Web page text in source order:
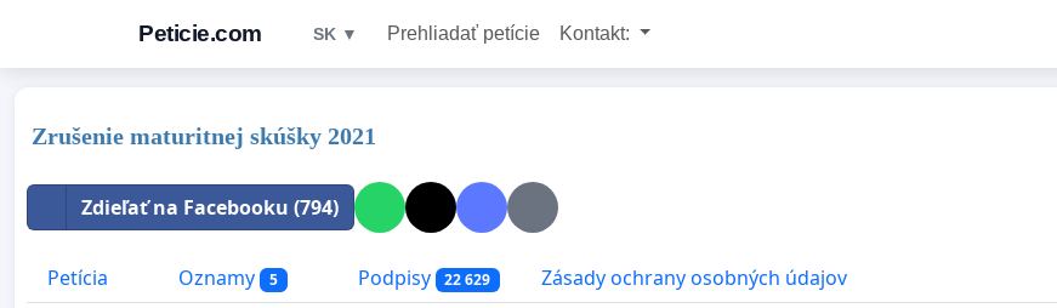
Peticie.com SK ▼ Prehliadať petície Kontakt:
Zrušenie maturitnej skúšky 2021
Zdieľať na Facebooku (794)
Petícia Oznamy 5 Podpisy 22 629 Zásady ochrany osobných údajov